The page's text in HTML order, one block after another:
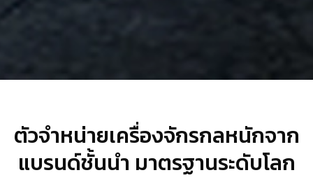
ตัวจำหน่ายเครื่องจักรกลหนักจาก
แบรนด์ชั้นนำ มาตรฐานระดับโลก